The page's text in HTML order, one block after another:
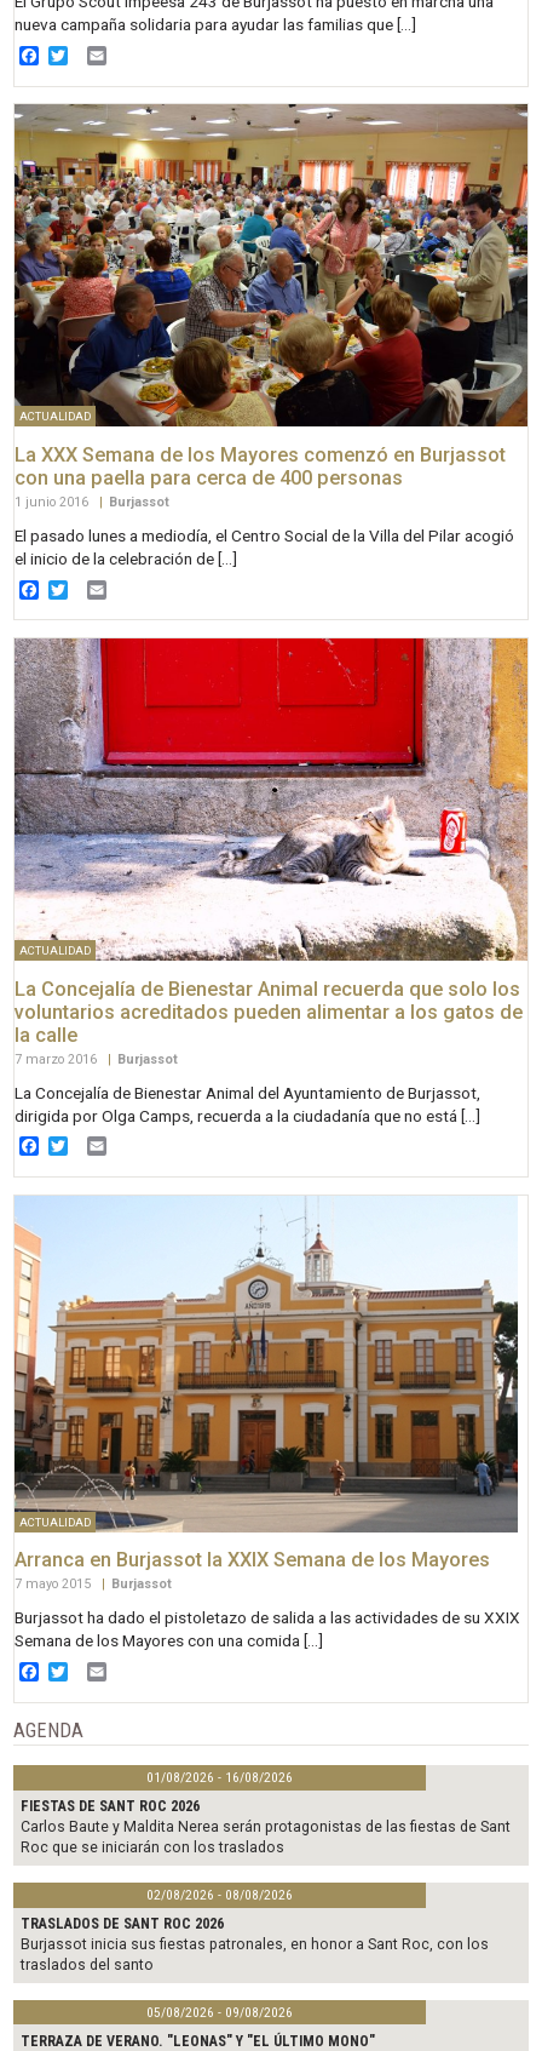
nueva campaña solidaria para ayudar las familias que […]
Facebook
Twitter
ACTUALIDAD
La XXX Semana de los Mayores comenzó en Burjassot
con una paella para cerca de 400 personas
1 junio 2016 Burjassot
El pasado lunes a mediodía, el Centro Social de la Villa del Pilar acogió
el inicio de la celebración de […]
Facebook
Twitter
ACTUALIDAD
La Concejalía de Bienestar Animal recuerda que solo los
voluntarios acreditados pueden alimentar a los gatos de
la calle
7 marzo 2016 | Burjassot
La Concejalía de Bienestar Animal del Ayuntamiento de Burjassot,
dirigida por Olga Camps, recuerda a la ciudadanía que no está […]
Facebook
Twitter
ACTUALIDAD
Arranca en Burjassot la XXIX Semana de los Mayores
7 mayo 2015 Burjassot
Burjassot ha dado el pistoletazo de salida a las actividades de su XXIX
Semana de los Mayores con una comida […]
Facebook
Twitter
AGENDA
01/08/2026 - 16/08/2026
FIESTAS DE SANT ROC 2026
Carlos Baute y Maldita Nerea serán protagonistas de las fiestas de Sant
Roc que se iniciarán con los traslados
02/08/2026 - 08/08/2026
TRASLADOS DE SANT ROC 2026
Burjassot inicia sus fiestas patronales, en honor a Sant Roc, con los
traslados del santo
05/08/2026 - 09/08/2026
TERRAZA DE VERANO. "LEONAS" Y "EL ÚLTIMO MONO"